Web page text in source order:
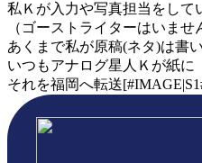
私Ｋが入力や写真担当をして
（ゴーストライターはいませ
あくまで私が原稿(ネタ)は書
いつもアナログ星人Ｋが紙に
それを福岡へ転送